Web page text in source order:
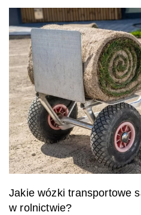
Jakie wózki transportowe
w rolnictwie?